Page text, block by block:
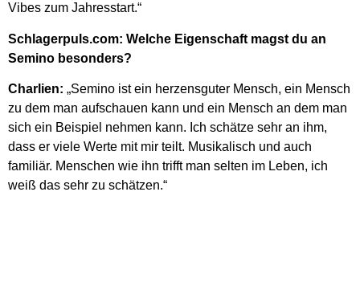
Vibes zum Jahresstart.“
Schlagerpuls.com: Welche Eigenschaft magst du an
Semino besonders?
Charlien: „Semino ist ein herzensguter Mensch, ein Mensch
zu dem man aufschauen kann und ein Mensch an dem man
sich ein Beispiel nehmen kann. Ich schätze sehr an ihm,
dass er viele Werte mit mir teilt. Musikalisch und auch
familiär. Menschen wie ihn trifft man selten im Leben, ich
weiß das sehr zu schätzen.“